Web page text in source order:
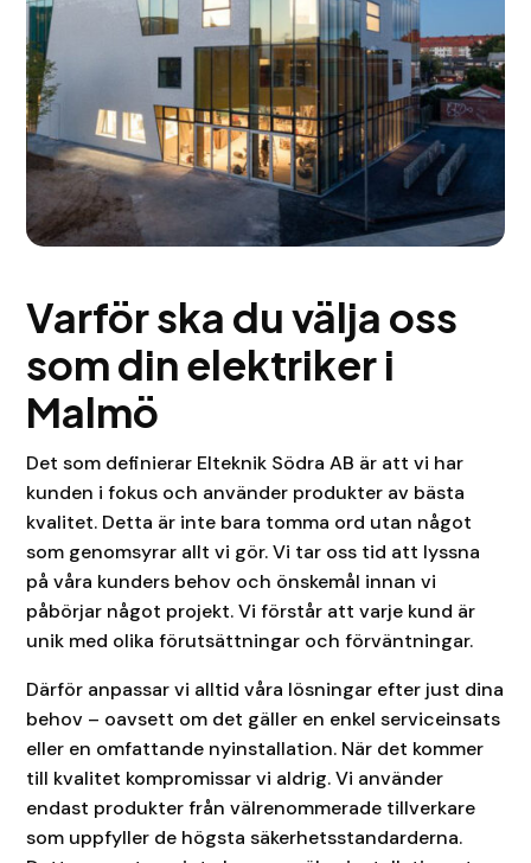
Varför ska du välja oss
som din elektriker i
Malmö
Det som definierar Elteknik Södra AB är att vi har
kunden i fokus och använder produkter av bästa
kvalitet. Detta är inte bara tomma ord utan något
som genomsyrar allt vi gör. Vi tar oss tid att lyssna
på våra kunders behov och önskemål innan vi
påbörjar något projekt. Vi förstår att varje kund är
unik med olika förutsättningar och förväntningar.
Därför anpassar vi alltid våra lösningar efter just dina
behov – oavsett om det gäller en enkel serviceinsats
eller en omfattande nyinstallation. När det kommer
till kvalitet kompromissar vi aldrig. Vi använder
endast produkter från välrenommerade tillverkare
som uppfyller de högsta säkerhetsstandarderna.